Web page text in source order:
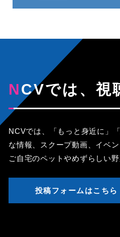
NCVでは、
NCVでは、「もっと身近に」
な情報、スクープ動画、イベ
ご自宅のペットやめずらしい
投稿フォームはこちら